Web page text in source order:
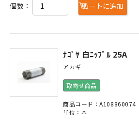
個数： カートに追加
ﾅｺﾞﾔ 白ﾆｯﾌﾟﾙ 25A
アカギ
取寄せ商品
商品コード：A108860074
単位：本